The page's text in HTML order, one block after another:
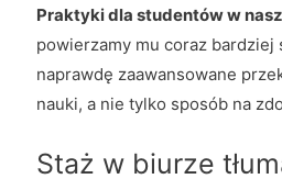
Praktyki dla studentów w
powierzamy mu coraz
naprawdę zaawansowane
nauki, a nie tylko sposób na
Staż w biurze